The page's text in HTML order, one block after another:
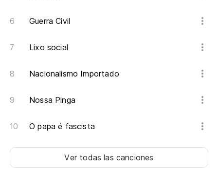
Guerra Civil
Lixo social
Nacionalismo Importado
Nossa Pinga
O papa é fascista
Ver todas las canciones